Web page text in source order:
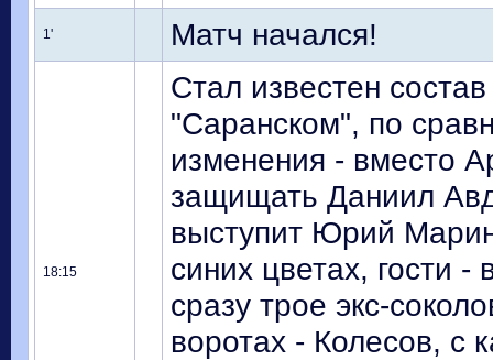
1' Матч начался!
18:15
Стал известен
"Саранском", по
изменения - вместо
защищать Даниил
выступит Юрий
синих цветах, гости
сразу трое экс-
воротах - Колесов, с